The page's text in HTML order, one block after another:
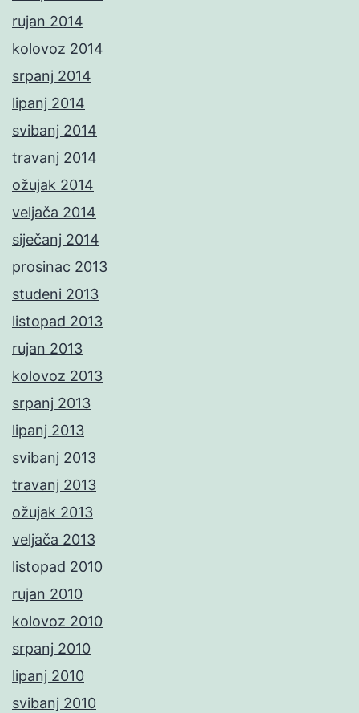
rujan 2014
kolovoz 2014
srpanj 2014
lipanj 2014
svibanj 2014
travanj 2014
ožujak 2014
veljača 2014
siječanj 2014
prosinac 2013
studeni 2013
listopad 2013
rujan 2013
kolovoz 2013
srpanj 2013
lipanj 2013
svibanj 2013
travanj 2013
ožujak 2013
veljača 2013
listopad 2010
rujan 2010
kolovoz 2010
srpanj 2010
lipanj 2010
svibanj 2010